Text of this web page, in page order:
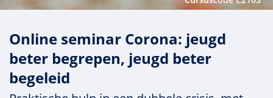
Online seminar Corona: jeugd
beter begrepen, jeugd beter
begeleid